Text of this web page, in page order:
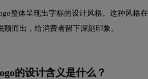
整体呈现出字标的设计风格。这种风格
而出，给消费者留下深刻印象。
的设计含义是什么？